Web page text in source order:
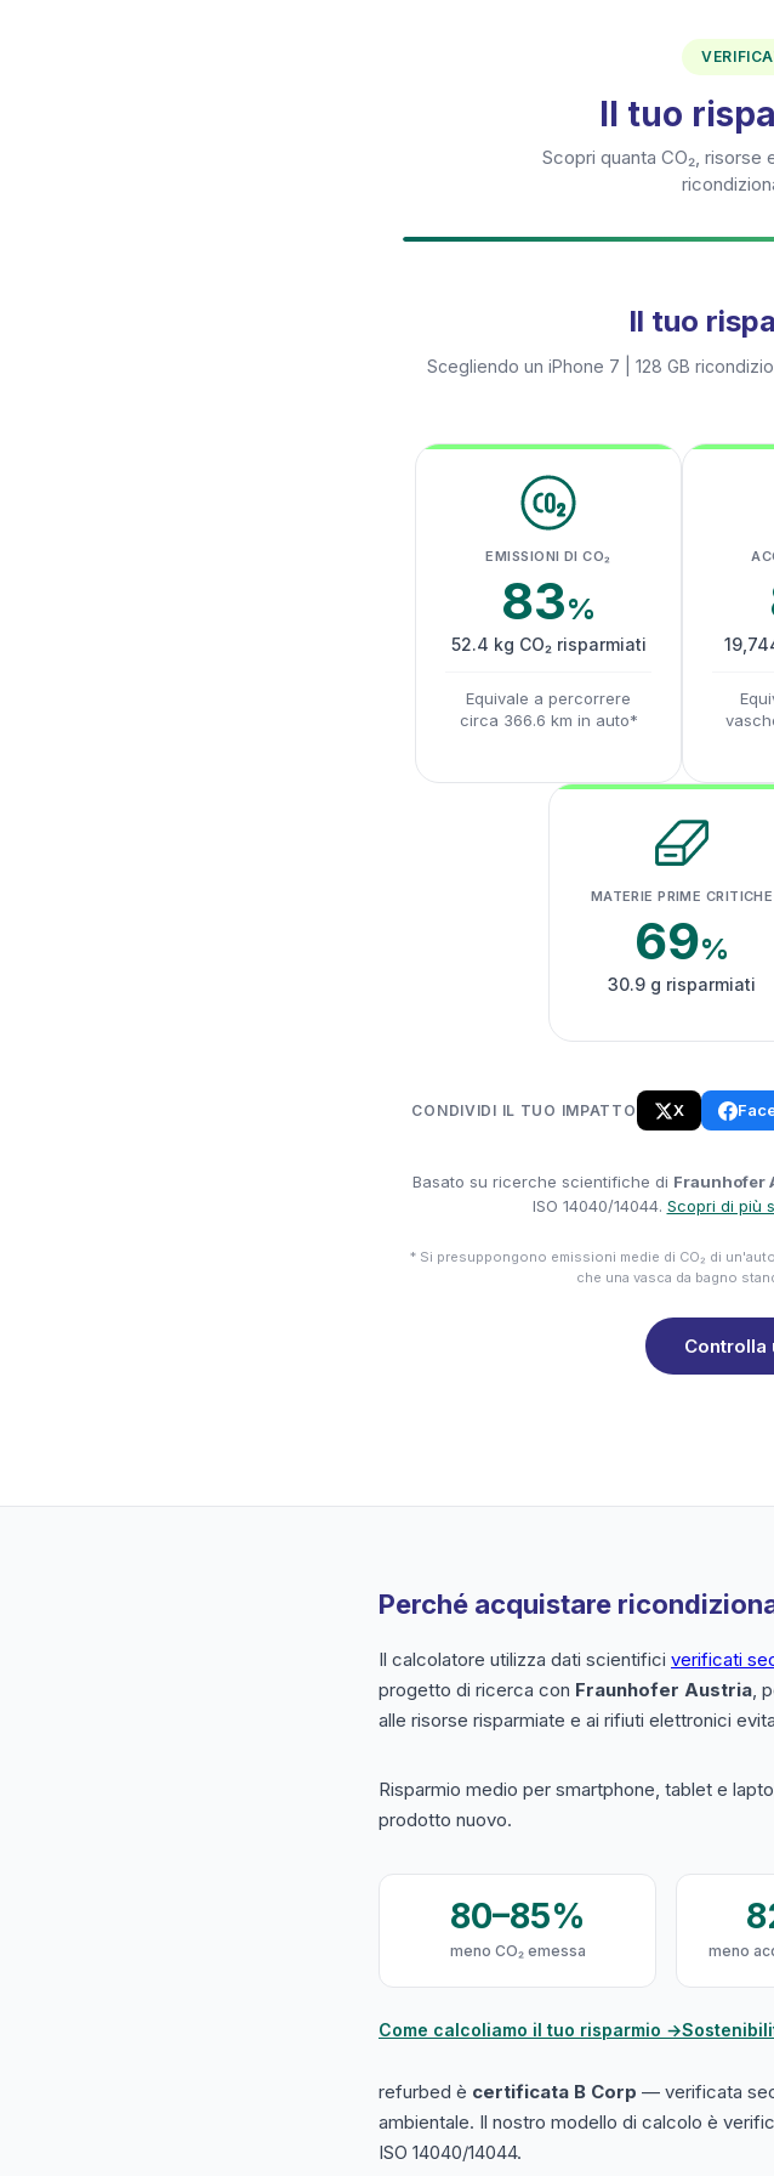
Il tuo
Scopri quanta CO₂,
Il tuo
Scegliendo un iPhone 7 | 128 GB
EMISSIONI DI CO₂
83%
52.4 kg CO₂ risparmiati
Equivale a percorrere
circa 366.6 km in auto*
MATERIE PRIME CRITICHE
69%
30.9 g risparmiati
CONDIVIDI IL TUO IMPATTO X
Basato su ricerche scientifiche di Fraunhofer
ISO 14040/14044. Scopri di più
* Si presuppongono emissioni medie di CO₂ di
che una vasca da bagno
Controlla
Perché acquistare
Il calcolatore utilizza dati scientifici verificati
progetto di ricerca con Fraunhofer Austria,
alle risorse risparmiate e ai rifiuti elettronici
Risparmio medio per smartphone, tablet e
prodotto nuovo.
80–85%
meno CO₂ emessa meno
Come calcoliamo il tuo risparmio →
refurbed è certificata B Corp — verificata
ambientale. Il nostro modello di calcolo è
ISO 14040/14044.